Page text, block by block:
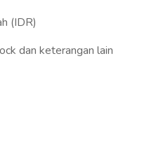
(IDR)
dan keterangan lain